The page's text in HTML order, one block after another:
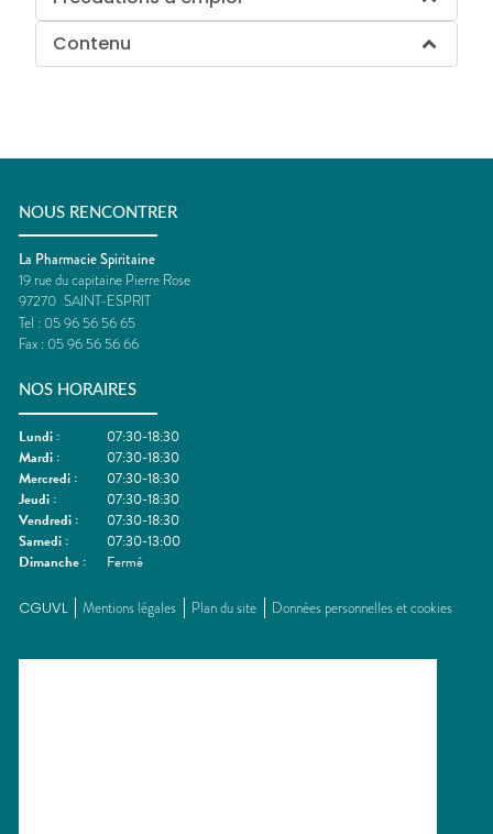
Contenu
NOUS RENCONTRER
La Pharmacie Spiritaine
19 rue du capitaine Pierre Rose
97270 SAINT-ESPRIT
Tel : 05 96 56 56 65
Fax : 05 96 56 56 66
NOS HORAIRES
Lundi :
07:30-18:30
Mardi :
07:30-18:30
Mercredi :
07:30-18:30
Jeudi :
07:30-18:30
Vendredi :
07:30-18:30
Samedi :
07:30-13:00
Dimanche : Fermé
CGUVL Mentions légales Plan du site Données personnelles et cookies